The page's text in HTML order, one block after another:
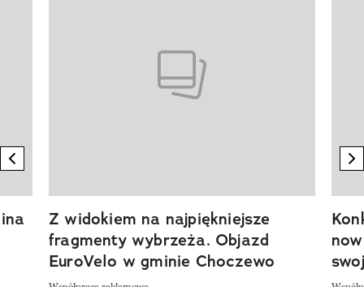
previous element
Z widokiem na najpiękniejsze
fragmenty wybrzeża. Objazd
EuroVelo w gminie Choczewo